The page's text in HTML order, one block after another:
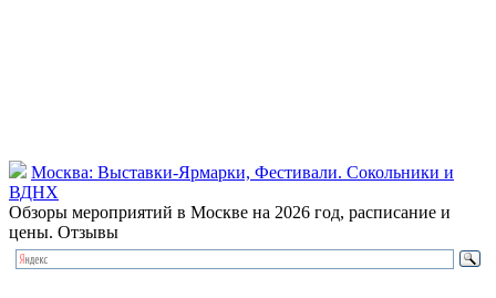
Москва: Выставки-Ярмарки, Фестивали. Сокольники и
ВДНХ
Обзоры мероприятий в Москве на 2026 год, расписание и
цены. Отзывы